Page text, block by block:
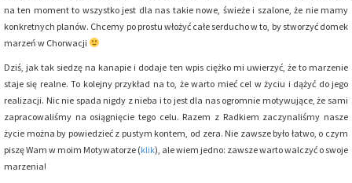
na ten moment to wszystko jest dla nas takie nowe, świeże i szalone, że nie mamy
konkretnych planów. Chcemy po prostu włożyć całe serducho w to, by stworzyć domek
marzeń w Chorwacji
Dziś, jak tak siedzę na kanapie i dodaje ten wpis ciężko mi uwierzyć, że to marzenie
staje się realne. To kolejny przykład na to, że warto mieć cel w życiu i dążyć do jego
realizacji. Nic nie spada nigdy z nieba i to jest dla nas ogromnie motywujące, że sami
zapracowaliśmy na osiągnięcie tego celu. Razem z Radkiem zaczynaliśmy nasze
życie można by powiedzieć z pustym kontem, od zera. Nie zawsze było łatwo, o czym
piszę Wam w moim Motywatorze (klik), ale wiem jedno: zawsze warto walczyć o swoje
marzenia!